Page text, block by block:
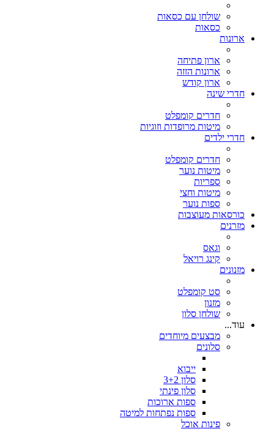
שולחן עם כסאות
כסאות
ארונות
ארון פתיחה
ארונות הזזה
ארון קודש
חדרי שינה
חדרים קומפלט
מיטות מרופדות וזוגיות
חדרי ילדים
חדרים קומפלט
מיטות נוער
ספריות
מיטות וחצי
ספות נוער
כורסאות מעוצבות
מזרנים
וגאס
קינג רויאל
מזנונים
סט קומפלט
מזנון
שולחן סלון
עוד...
מבצעים מיוחדים
סלונים
ייבוא
סלון 3+2
סלון פינתי
ספות ארוכות
ספות נפתחות למיטה
פינות אוכל